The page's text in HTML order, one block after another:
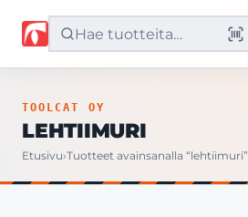
Etusivu
TOOLCAT OY
LEHTIIMURI
Etusivu›Tuotteet avainsanalla “lehtiimuri”